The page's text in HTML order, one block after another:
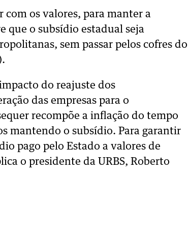
com os valores, para manter a
que o subsídio estadual seja
sem passar pelos cofres do
do reajuste dos
das empresas para o
recompõe a inflação do tempo
mantendo o subsídio. Para garantir
pago pelo Estado a valores de
o presidente da URBS, Roberto